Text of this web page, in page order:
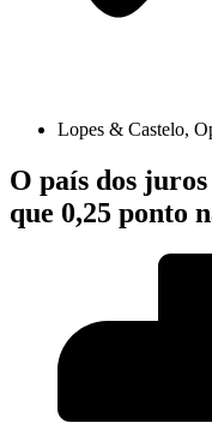
Lopes & Castelo,
O país dos
que 0,25 ponto